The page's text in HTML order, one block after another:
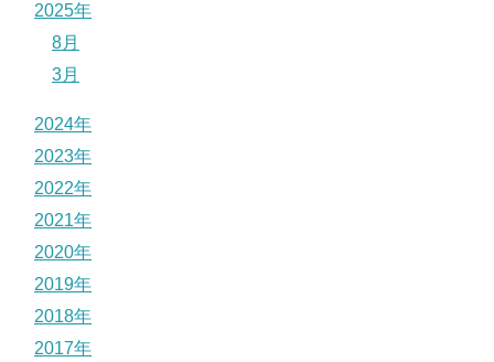
2025年
8月
3月
2024年
2023年
2022年
2021年
2020年
2019年
2018年
2017年